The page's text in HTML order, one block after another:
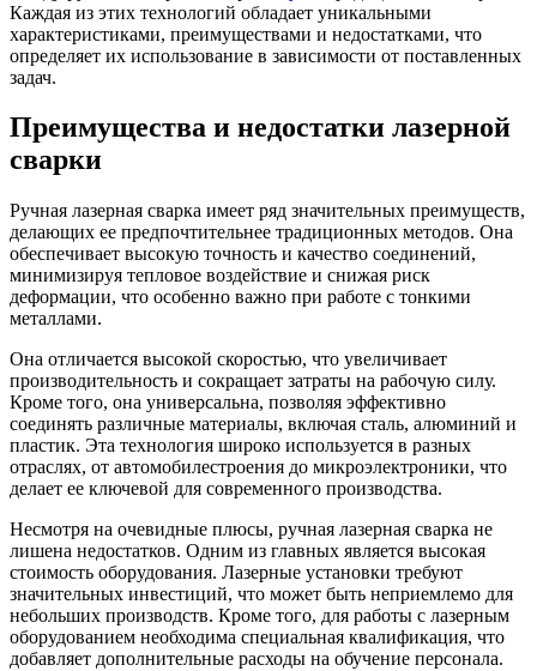
Каждая из этих технологий обладает уникальными
характеристиками, преимуществами и недостатками, что
определяет их использование в зависимости от поставленных
задач.
Преимущества и недостатки лазерной
сварки
Ручная лазерная сварка имеет ряд значительных преимуществ,
делающих ее предпочтительнее традиционных методов. Она
обеспечивает высокую точность и качество соединений,
минимизируя тепловое воздействие и снижая риск
деформации, что особенно важно при работе с тонкими
металлами.
Она отличается высокой скоростью, что увеличивает
производительность и сокращает затраты на рабочую силу.
Кроме того, она универсальна, позволяя эффективно
соединять различные материалы, включая сталь, алюминий и
пластик. Эта технология широко используется в разных
отраслях, от автомобилестроения до микроэлектроники, что
делает ее ключевой для современного производства.
Несмотря на очевидные плюсы, ручная лазерная сварка не
лишена недостатков. Одним из главных является высокая
стоимость оборудования. Лазерные установки требуют
значительных инвестиций, что может быть неприемлемо для
небольших производств. Кроме того, для работы с лазерным
оборудованием необходима специальная квалификация, что
добавляет дополнительные расходы на обучение персонала.